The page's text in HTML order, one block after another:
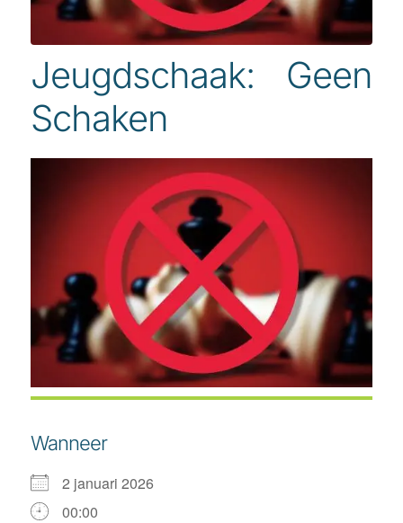
Jeugdschaak: Geen
Schaken
Wanneer
2 januari 2026
00:00